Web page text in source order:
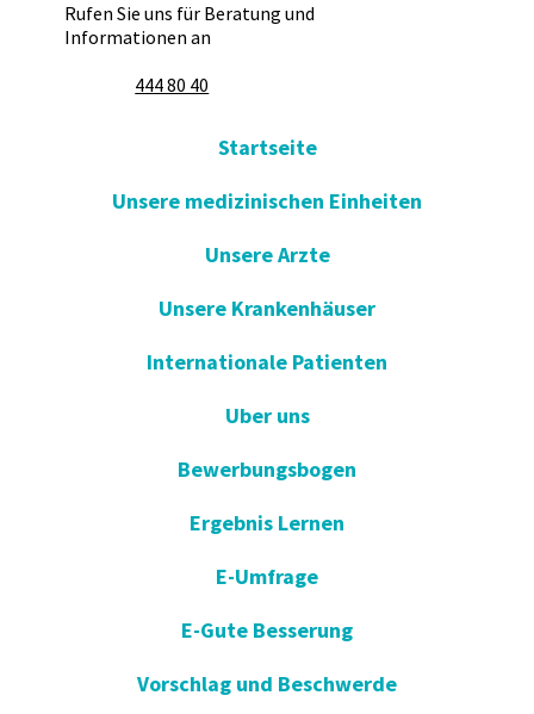
Rufen Sie uns für Beratung und
Informationen an
444 80 40
Startseite
Unsere medizinischen Einheiten
Unsere Arzte
Unsere Krankenhäuser
Internationale Patienten
Uber uns
Bewerbungsbogen
Ergebnis Lernen
E-Umfrage
E-Gute Besserung
Vorschlag und Beschwerde